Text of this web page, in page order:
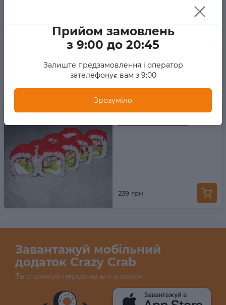
Рис, норі, сир філадельфія, тунець гриль, омлет тамаго,
стружка тунця
Рекомендовані товари
239 грн
Завантажуй мобільний
додаток Crazy Crab
Та отримуй персональні знижки
Прийом замовлень
з 9:00 до 20:45
Залиште предзамовлення і оператор
зателефонує вам з 9:00
Зрозуміло